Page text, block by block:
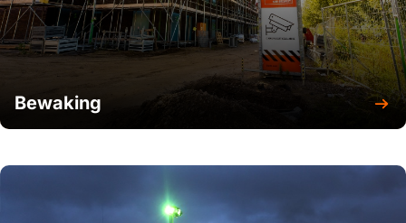
Afrastering bouw